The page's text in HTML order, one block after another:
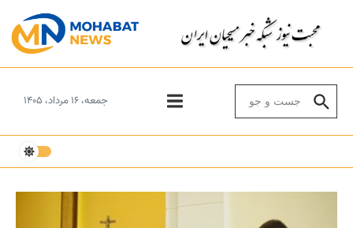
جمعه، ۱۶ مرداد، ۱۴۰۵